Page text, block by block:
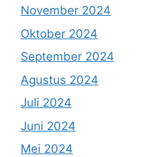
November 2024
Oktober 2024
September 2024
Agustus 2024
Juli 2024
Juni 2024
Mei 2024